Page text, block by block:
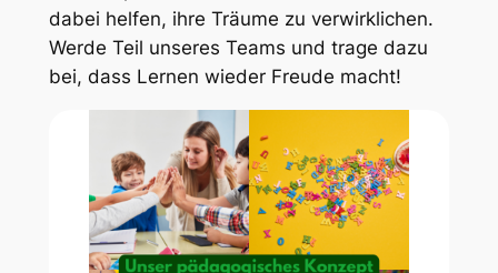
dabei helfen, ihre Träume zu verwirklichen.
Werde Teil unseres Teams und trage dazu
bei, dass Lernen wieder Freude macht!